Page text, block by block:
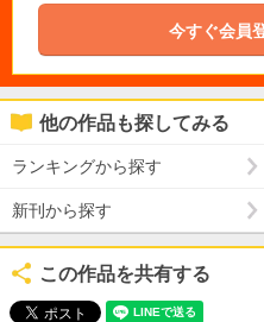
今すぐ会員
他の作品も探してみる
ランキングから探す
新刊から探す
この作品を共有する